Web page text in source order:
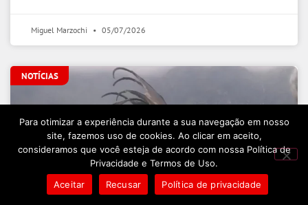
Miguel Marzochi 05/07/2026
NOTÍCIAS
Para otimizar a experiência durante a sua navegação em nosso
site, fazemos uso de cookies. Ao clicar em aceito,
consideramos que você esteja de acordo com nossa Política de
Privacidade e Termos de Uso.
Aceitar
Recusar Política de privacidade